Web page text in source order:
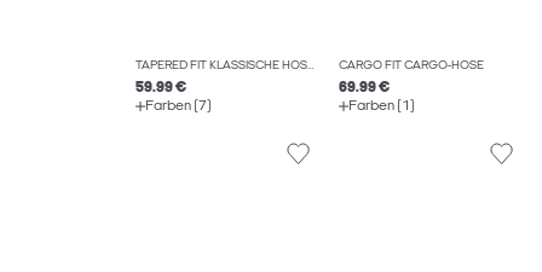
TAPERED FIT KLASSISCHE HOSEN
59.99 €
Farben (7)
CARGO FIT CARGO-HOSE
69.99 €
Farben (1)